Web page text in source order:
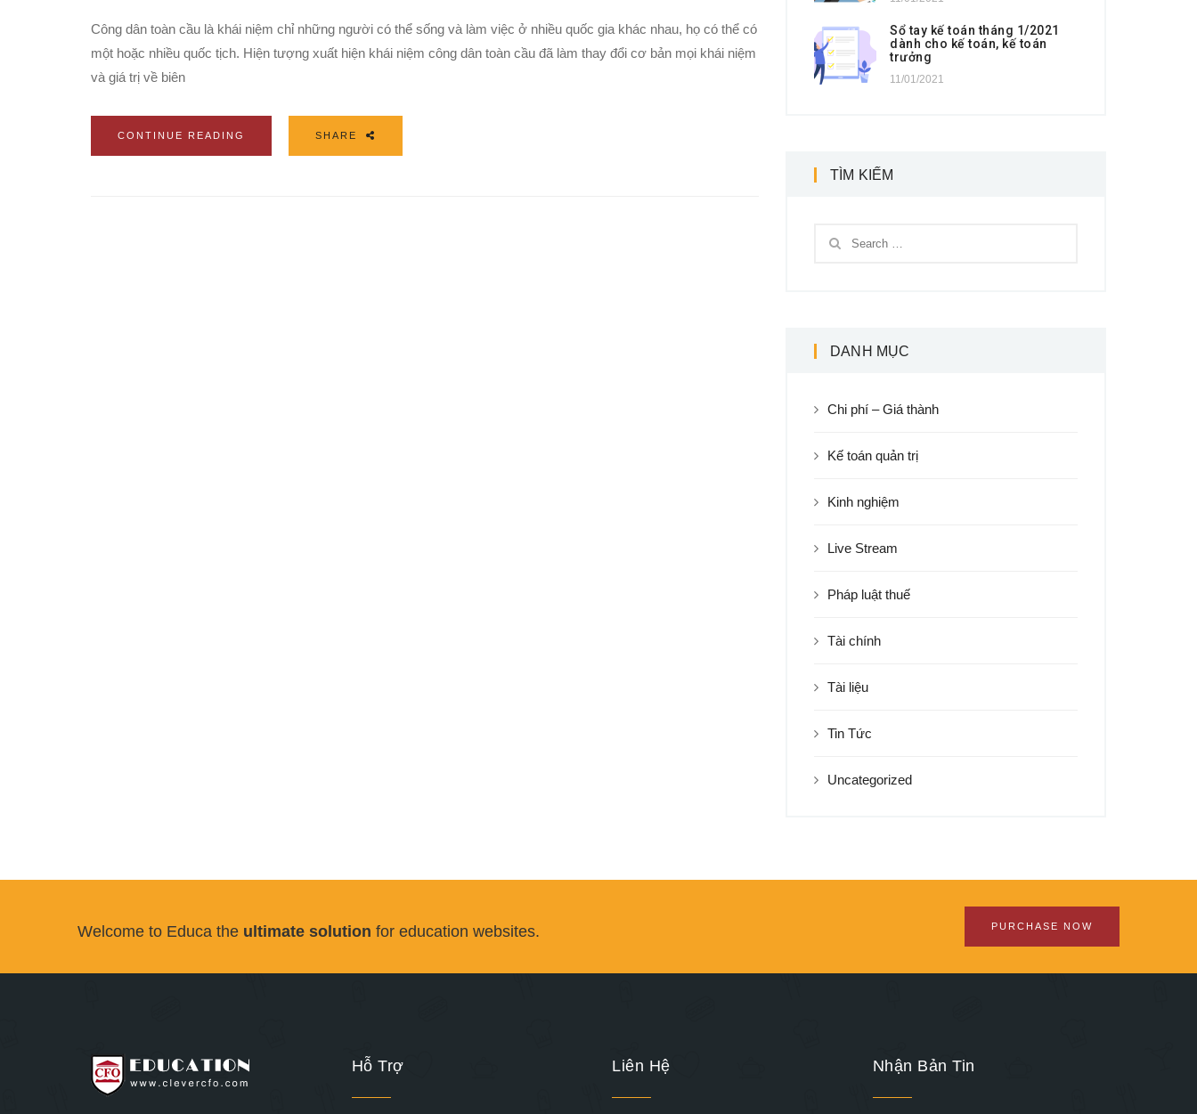
Công dân toàn cầu là khái niệm chỉ những người có thể sống và làm việc ở nhiều quốc gia khác nhau, họ có thể có
một hoặc nhiều quốc tịch. Hiện tượng xuất hiện khái niệm công dân toàn cầu đã làm thay đổi cơ bản mọi khái niệm
và giá trị về biên
CONTINUE READING SHARE
Sổ tay kế toán tháng 1/2021
dành cho kế toán, kế toán
trưởng
11/01/2021
TÌM KIẾM
DANH MỤC
Chi phí – Giá thành
Kế toán quản trị
Kinh nghiệm
Live Stream
Pháp luật thuế
Tài chính
Tài liệu
Tin Tức
Uncategorized
Welcome to Educa the ultimate solution for education websites. PURCHASE NOW
Hỗ Trợ Liên Hệ Nhận Bản Tin